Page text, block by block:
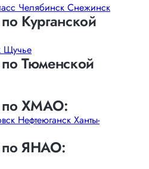
Челябинск Снежинск
Курганской
Щучье
Тюменской
по ХМАО:
Нефтеюганск Ханты-
по ЯНАО: